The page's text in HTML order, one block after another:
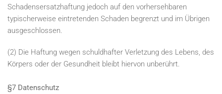
Schadensersatzhaftung jedoch auf den vorhersehbaren
typischerweise eintretenden Schaden begrenzt und im Übrigen
ausgeschlossen.
(2) Die Haftung wegen schuldhafter Verletzung des Lebens, des
Körpers oder der Gesundheit bleibt hiervon unberührt.
§7 Datenschutz